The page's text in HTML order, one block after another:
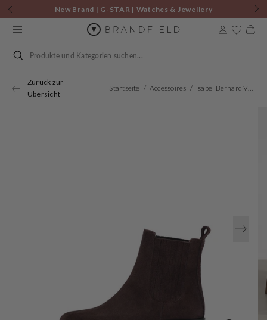
Zum
Inhalt
springen
New Brand | G-STAR | Watches & Jewellery
Suchen
Zurück zur
Übersicht
Startseite Accessoires Isabel Bernard Vendôme Chey Braune Chelsea Boots Aus Veloursleder IB53012-130-38
Öffnen
Sie
Medien
1
in